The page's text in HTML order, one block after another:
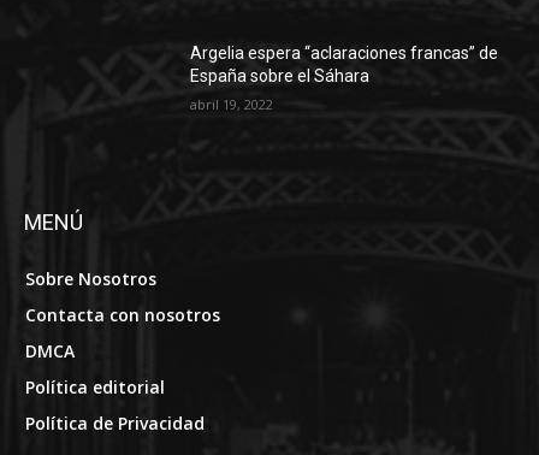
Argelia espera “aclaraciones francas” de
España sobre el Sáhara
abril 19, 2022
MENÚ
Sobre Nosotros
Contacta con nosotros
DMCA
Política editorial
Política de Privacidad